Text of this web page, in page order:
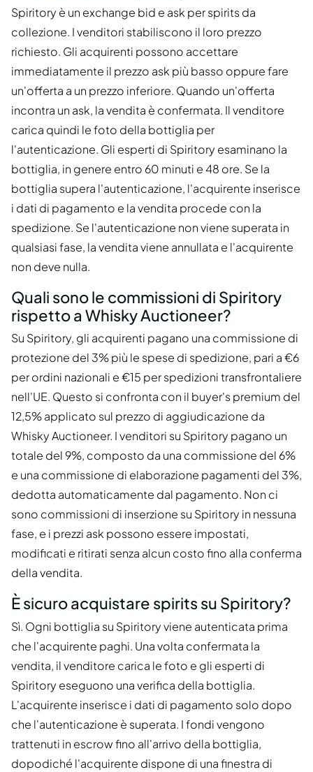
Spiritory è un exchange bid e ask per spirits da
collezione. I venditori stabiliscono il loro prezzo
richiesto. Gli acquirenti possono accettare
immediatamente il prezzo ask più basso oppure fare
un'offerta a un prezzo inferiore. Quando un'offerta
incontra un ask, la vendita è confermata. Il venditore
carica quindi le foto della bottiglia per
l'autenticazione. Gli esperti di Spiritory esaminano la
bottiglia, in genere entro 60 minuti e 48 ore. Se la
bottiglia supera l'autenticazione, l'acquirente inserisce
i dati di pagamento e la vendita procede con la
spedizione. Se l'autenticazione non viene superata in
qualsiasi fase, la vendita viene annullata e l'acquirente
non deve nulla.
Quali sono le commissioni di Spiritory
rispetto a Whisky Auctioneer?
Su Spiritory, gli acquirenti pagano una commissione di
protezione del 3% più le spese di spedizione, pari a €6
per ordini nazionali e €15 per spedizioni transfrontaliere
nell'UE. Questo si confronta con il buyer's premium del
12,5% applicato sul prezzo di aggiudicazione da
Whisky Auctioneer. I venditori su Spiritory pagano un
totale del 9%, composto da una commissione del 6%
e una commissione di elaborazione pagamenti del 3%,
dedotta automaticamente dal pagamento. Non ci
sono commissioni di inserzione su Spiritory in nessuna
fase, e i prezzi ask possono essere impostati,
modificati e ritirati senza alcun costo fino alla conferma
della vendita.
È sicuro acquistare spirits su Spiritory?
Sì. Ogni bottiglia su Spiritory viene autenticata prima
che l'acquirente paghi. Una volta confermata la
vendita, il venditore carica le foto e gli esperti di
Spiritory eseguono una verifica della bottiglia.
L'acquirente inserisce i dati di pagamento solo dopo
che l'autenticazione è superata. I fondi vengono
trattenuti in escrow fino all'arrivo della bottiglia,
dopodiché l'acquirente dispone di una finestra di